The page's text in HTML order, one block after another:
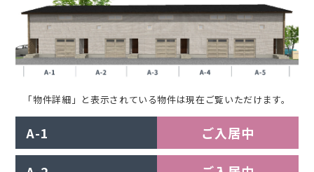
「物件詳細」と表示されている物件は現在ご覧いただけます。
A-1 ご入居中